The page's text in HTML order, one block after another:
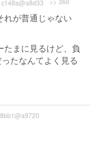
c148a@a8d33 >> 360
れが普通じゃない
まに見るけど、負
たなんてよく見る